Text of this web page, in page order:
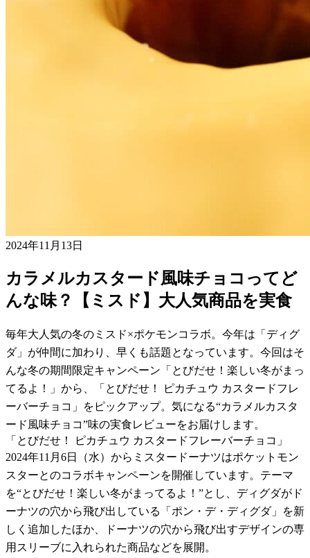
2024年11月13日
カラメルカスタード風味チョコってど
んな味？【ミスド】大人気商品を実食
毎年大人気の冬のミスド×ポケモンコラボ。今年は「ディグ
ダ」が仲間に加わり、早くも話題となっています。今回はそ
んな冬の期間限定キャンペーン「とびだせ！楽しい冬がまっ
てるよ！」から、「とびだせ！ ピカチュウ カスタードフレ
ーバーチョコ」をピックアップ。気になる“カラメルカスタ
ード風味チョコ”味の実食レビューをお届けします。
「とびだせ！ ピカチュウ カスタードフレーバーチョコ」
2024年11月6日（水）からミスタードーナツはポケットモン
スターとのコラボキャンペーンを開催しています。テーマ
を“とびだせ！楽しい冬がまってるよ！”とし、ディグダがド
ーナツの穴から飛び出している「ポン・デ・ディグダ」を新
しく追加したほか、ドーナツの穴から飛び出すデザインの専
用スリーブに入れられた商品などを展開。